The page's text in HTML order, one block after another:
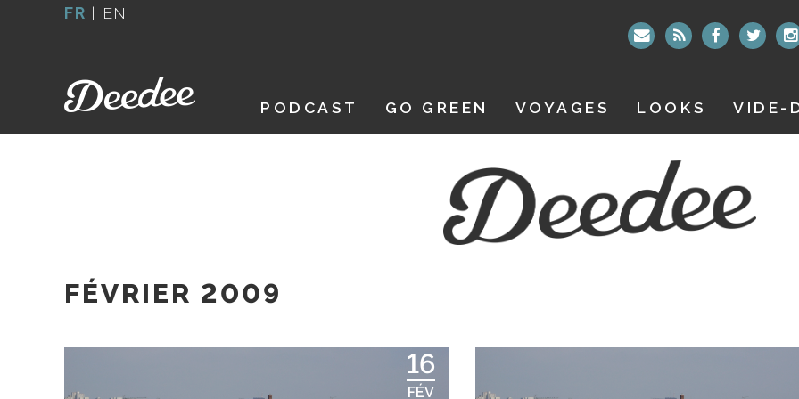
FR | EN
PODCAST GO GREEN VOYAGES LOOKS VIDE-
FÉVRIER 2009
16
FÉV